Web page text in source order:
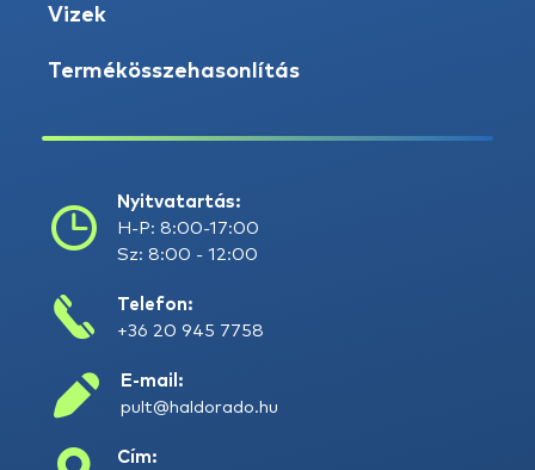
Vizek
Termékösszehasonlítás
Nyitvatartás:
H-P: 8:00-17:00
Sz: 8:00 - 12:00
Telefon:
+36 20 945 7758
E-mail:
pult@haldorado.hu
Cím: